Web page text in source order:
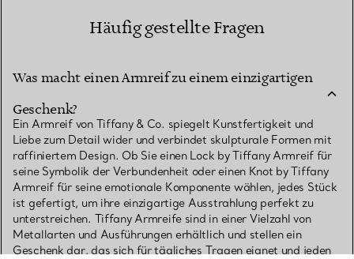
Häufig gestellte Fragen
Was macht einen Armreif zu einem einzigartigen
Geschenk?
Ein Armreif von Tiffany & Co. spiegelt Kunstfertigkeit und
Liebe zum Detail wider und verbindet skulpturale Formen mit
raffiniertem Design. Ob Sie einen Lock by Tiffany Armreif für
seine Symbolik der Verbundenheit oder einen Knot by Tiffany
Armreif für seine emotionale Komponente wählen, jedes Stück
ist gefertigt, um ihre einzigartige Ausstrahlung perfekt zu
unterstreichen. Tiffany Armreife sind in einer Vielzahl von
Metallarten und Ausführungen erhältlich und stellen ein
Geschenk dar, das sich für tägliches Tragen eignet und jeden